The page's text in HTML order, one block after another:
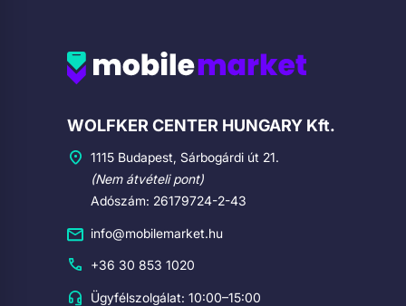
Cégadatok
WOLFKER CENTER HUNGARY Kft.
1115 Budapest, Sárbogárdi út 21.
(Nem átvételi pont)
Adószám: 26179724-2-43
info@mobilemarket.hu
+36 30 853 1020
Ügyfélszolgálat: 10:00–15:00